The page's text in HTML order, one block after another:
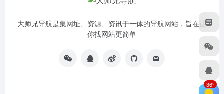
大师兄导航是集网址、资源、资讯于一体的导航网站，旨在让
你找网站更简单
36°